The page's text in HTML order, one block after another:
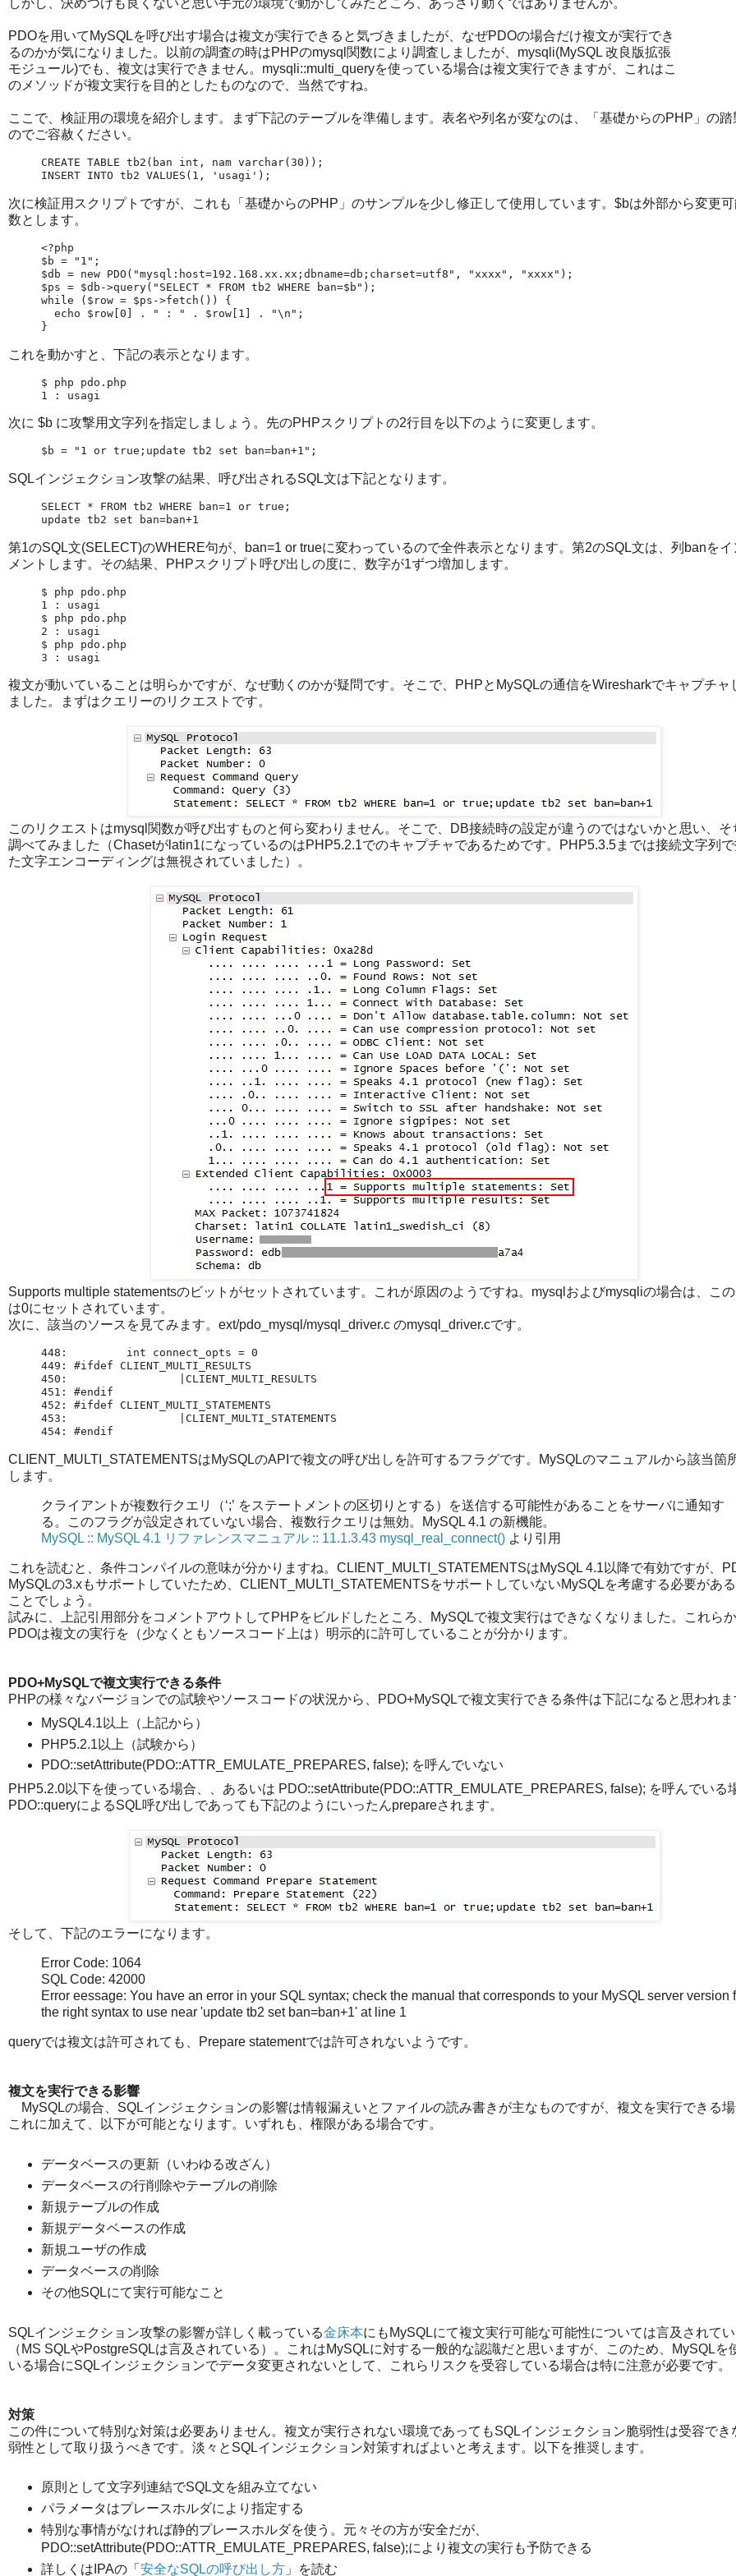
しかし、決めつけも良くないと思い手元の環境で動かしてみたところ、あっさり動くではありませんか。
PDOを用いてMySQLを呼び出す場合は複文が実行できると気づきましたが、なぜPDOの場合だけ複文が実行でき
るのかが気になりました。以前の調査の時はPHPのmysql関数により調査しましたが、mysqli(MySQL 改良版拡張
モジュール)でも、複文は実行できません。mysqli::multi_queryを使っている場合は複文実行できますが、これはこ
のメソッドが複文実行を目的としたものなので、当然ですね。
ここで、検証用の環境を紹介します。まず下記のテーブルを準備します。表名や列名が変なのは、「基礎からのPHP」の踏
のでご容赦ください。
CREATE TABLE tb2(ban int, nam varchar(30));
INSERT INTO tb2 VALUES(1, 'usagi');
次に検証用スクリプトですが、これも「基礎からのPHP」のサンプルを少し修正して使用しています。$bは外部から変更
数とします。
<?php
$b = "1";
$db = new PDO("mysql:host=192.168.xx.xx;dbname=db;charset=utf8", "xxxx", "xxxx");
$ps = $db->query("SELECT * FROM tb2 WHERE ban=$b");
while ($row = $ps->fetch()) {
  echo $row[0] . " : " . $row[1] . "\n";
}
これを動かすと、下記の表示となります。
$ php pdo.php
1 : usagi
次に $b に攻撃用文字列を指定しましょう。先のPHPスクリプトの2行目を以下のように変更します。
$b = "1 or true;update tb2 set ban=ban+1";
SQLインジェクション攻撃の結果、呼び出されるSQL文は下記となります。
SELECT * FROM tb2 WHERE ban=1 or true;
update tb2 set ban=ban+1
第1のSQL文(SELECT)のWHERE句が、ban=1 or trueに変わっているので全件表示となります。第2のSQL文は、列banをイ
メントします。その結果、PHPスクリプト呼び出しの度に、数字が1ずつ増加します。
$ php pdo.php
1 : usagi
$ php pdo.php
2 : usagi
$ php pdo.php
3 : usagi
複文が動いていることは明らかですが、なぜ動くのかが疑問です。そこで、PHPとMySQLの通信をWiresharkでキャプチャ
ました。まずはクエリーのリクエストです。
このリクエストはmysql関数が呼び出すものと何ら変わりません。そこで、DB接続時の設定が違うのではないかと思い、そ
調べてみました（Chasetがlatin1になっているのはPHP5.2.1でのキャプチャであるためです。PHP5.3.5までは接続文字列で
た文字エンコーディングは無視されていました）。
Supports multiple statementsのビットがセットされています。これが原因のようですね。mysqlおよびmysqliの場合は、この
は0にセットされています。
次に、該当のソースを見てみます。ext/pdo_mysql/mysql_driver.c のmysql_driver.cです。
448:         int connect_opts = 0
449: #ifdef CLIENT_MULTI_RESULTS
450:                 |CLIENT_MULTI_RESULTS
451: #endif
452: #ifdef CLIENT_MULTI_STATEMENTS
453:                 |CLIENT_MULTI_STATEMENTS
454: #endif
CLIENT_MULTI_STATEMENTSはMySQLのAPIで複文の呼び出しを許可するフラグです。MySQLのマニュアルから該当箇
します。
クライアントが複数行クエリ（‘;’ をステートメントの区切りとする）を送信する可能性があることをサーバに通知す
る。このフラグが設定されていない場合、複数行クエリは無効。MySQL 4.1 の新機能。
MySQL :: MySQL 4.1 リファレンスマニュアル :: 11.1.3.43 mysql_real_connect() より引用
これを読むと、条件コンパイルの意味が分かりますね。CLIENT_MULTI_STATEMENTSはMySQL 4.1以降で有効ですが、
MySQLの3.xもサポートしていたため、CLIENT_MULTI_STATEMENTSをサポートしていないMySQLを考慮する必要がある
ことでしょう。
試みに、上記引用部分をコメントアウトしてPHPをビルドしたところ、MySQLで複文実行はできなくなりました。これらか
PDOは複文の実行を（少なくともソースコード上は）明示的に許可していることが分かります。
PDO+MySQLで複文実行できる条件
PHPの様々なバージョンでの試験やソースコードの状況から、PDO+MySQLで複文実行できる条件は下記になると思われま
MySQL4.1以上（上記から）
PHP5.2.1以上（試験から）
PDO::setAttribute(PDO::ATTR_EMULATE_PREPARES, false); を呼んでいない
PHP5.2.0以下を使っている場合、、あるいは PDO::setAttribute(PDO::ATTR_EMULATE_PREPARES, false); を呼んでいる
PDO::queryによるSQL呼び出しであっても下記のようにいったんprepareされます。
そして、下記のエラーになります。
Error Code: 1064
SQL Code: 42000
Error eessage: You have an error in your SQL syntax; check the manual that corresponds to your MySQL server version
the right syntax to use near 'update tb2 set ban=ban+1' at line 1
queryでは複文は許可されても、Prepare statementでは許可されないようです。
複文を実行できる影響
MySQLの場合、SQLインジェクションの影響は情報漏えいとファイルの読み書きが主なものですが、複文を実行できる場
これに加えて、以下が可能となります。いずれも、権限がある場合です。
データベースの更新（いわゆる改ざん）
データベースの行削除やテーブルの削除
新規テーブルの作成
新規データベースの作成
新規ユーザの作成
データベースの削除
その他SQLにて実行可能なこと
SQLインジェクション攻撃の影響が詳しく載っている金床本にもMySQLにて複文実行可能な可能性については言及されて
（MS SQLやPostgreSQLは言及されている）。これはMySQLに対する一般的な認識だと思いますが、このため、MySQLを
いる場合にSQLインジェクションでデータ変更されないとして、これらリスクを受容している場合は特に注意が必要です。
対策
この件について特別な対策は必要ありません。複文が実行されない環境であってもSQLインジェクション脆弱性は受容でき
弱性として取り扱うべきです。淡々とSQLインジェクション対策すればよいと考えます。以下を推奨します。
原則として文字列連結でSQL文を組み立てない
パラメータはプレースホルダにより指定する
特別な事情がなければ静的プレースホルダを使う。元々その方が安全だが、
PDO::setAttribute(PDO::ATTR_EMULATE_PREPARES, false);により複文の実行も予防できる
詳しくはIPAの「 安全なSQLの呼び出し方」を読む